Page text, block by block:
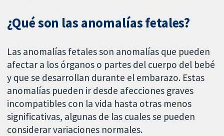
¿Qué son las anomalías fetales?
Las anomalías fetales son anomalías que pueden
afectar a los órganos o partes del cuerpo del bebé
y que se desarrollan durante el embarazo. Estas
anomalías pueden ir desde afecciones graves
incompatibles con la vida hasta otras menos
significativas, algunas de las cuales se pueden
considerar variaciones normales.